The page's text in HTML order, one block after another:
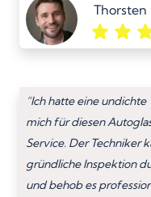
Thorsten
“Ich hatte eine
mich für diesen
Service. Der Techniker
gründliche Inspektion
und behob es